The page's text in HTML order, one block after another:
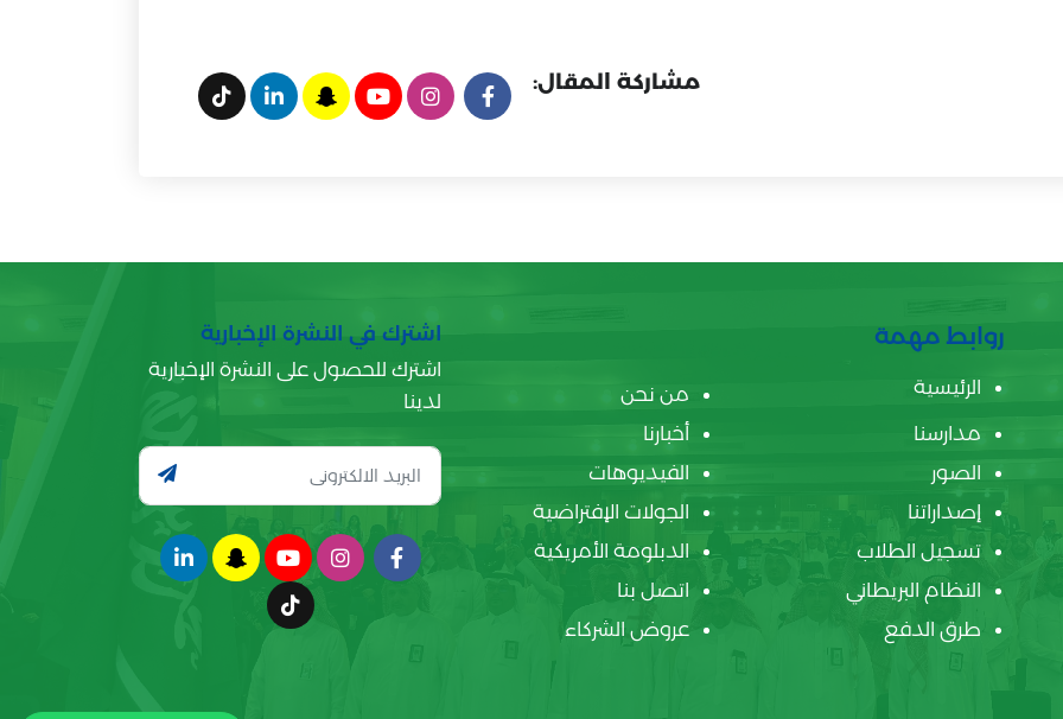
مشاركة المقال:
روابط مهمة
الرئيسية
من نحن
مدارسنا
أخبارنا
الصور
الفيديوهات
إصداراتنا
الجولات الإفتراضية
تسجيل الطلاب
الدبلومة الأمريكية
النظام البريطاني
اتصل بنا
طرق الدفع
عروض الشركاء
اشترك في النشرة الإخبارية
اشترك للحصول على النشرة الإخبارية
لدينا